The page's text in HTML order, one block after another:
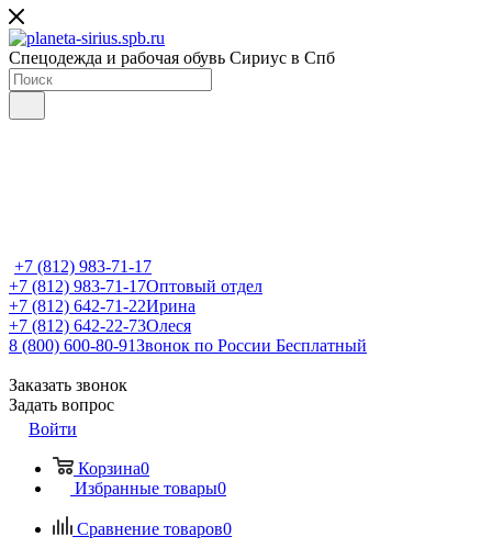
Спецодежда и рабочая обувь Сириус в Спб
+7 (812) 983-71-17
+7 (812) 983-71-17Оптовый отдел
+7 (812) 642-71-22Ирина
+7 (812) 642-22-73Олеся
8 (800) 600-80-91Звонок по России Бесплатный
Заказать звонок
Задать вопрос
Войти
Корзина0
Избранные товары0
Сравнение товаров0